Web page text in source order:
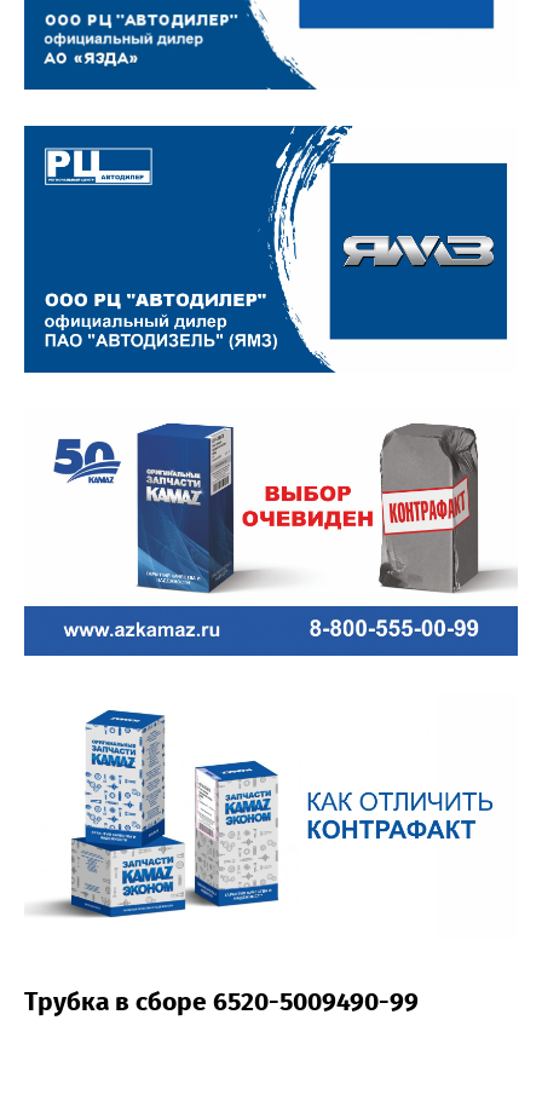
Трубка в сборе 6520-5009490-99